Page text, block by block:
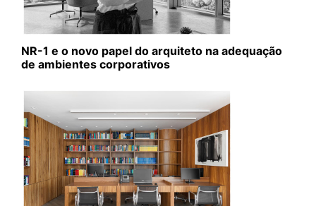
NR-1 e o novo papel do arquiteto na adequação
de ambientes corporativos